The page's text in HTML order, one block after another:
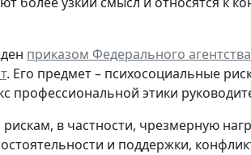
приказом Федерального
. Его предмет – психосоциальные
профессиональной этики
в частности, чрезмерную
и поддержки,